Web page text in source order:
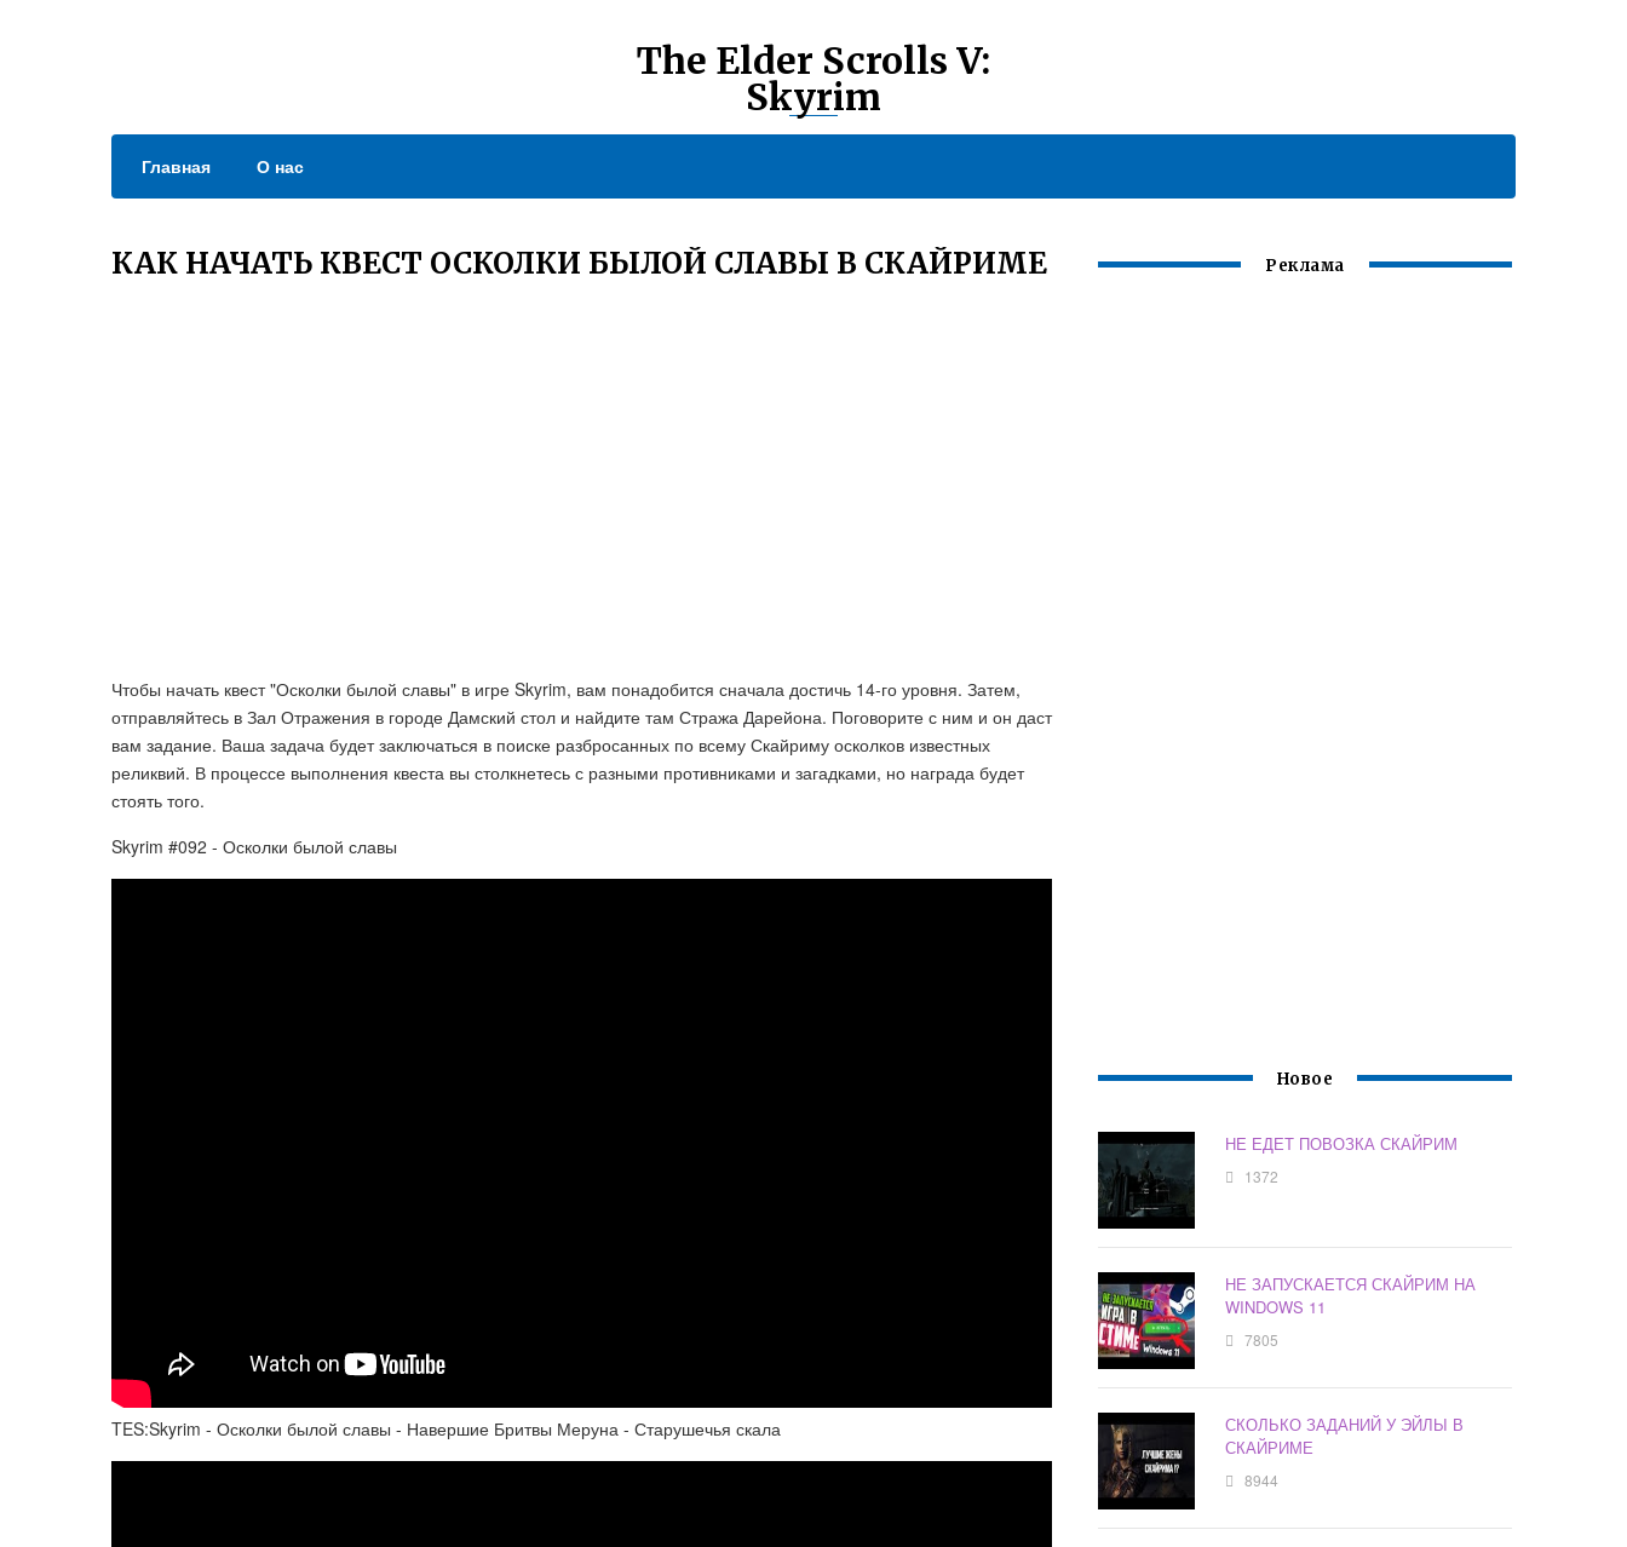
The Elder Scrolls V:
Skyrim
Главная О нас
КАК НАЧАТЬ КВЕСТ ОСКОЛКИ БЫЛОЙ СЛАВЫ В СКАЙРИМЕ
Чтобы начать квест "Осколки былой славы" в игре Skyrim, вам понадобится сначала достичь 14-го уровня. Затем,
отправляйтесь в Зал Отражения в городе Дамский стол и найдите там Стража Дарейона. Поговорите с ним и он даст
вам задание. Ваша задача будет заключаться в поиске разбросанных по всему Скайриму осколков известных
реликвий. В процессе выполнения квеста вы столкнетесь с разными противниками и загадками, но награда будет
стоять того.
Skyrim #092 - Осколки былой славы
TES:Skyrim - Осколки былой славы - Навершие Бритвы Меруна - Старушечья скала
Реклама
Новое
НЕ ЕДЕТ ПОВОЗКА СКАЙРИМ
1372
НЕ ЗАПУСКАЕТСЯ СКАЙРИМ НА
WINDOWS 11
7805
СКОЛЬКО ЗАДАНИЙ У ЭЙЛЫ В
СКАЙРИМЕ
8944